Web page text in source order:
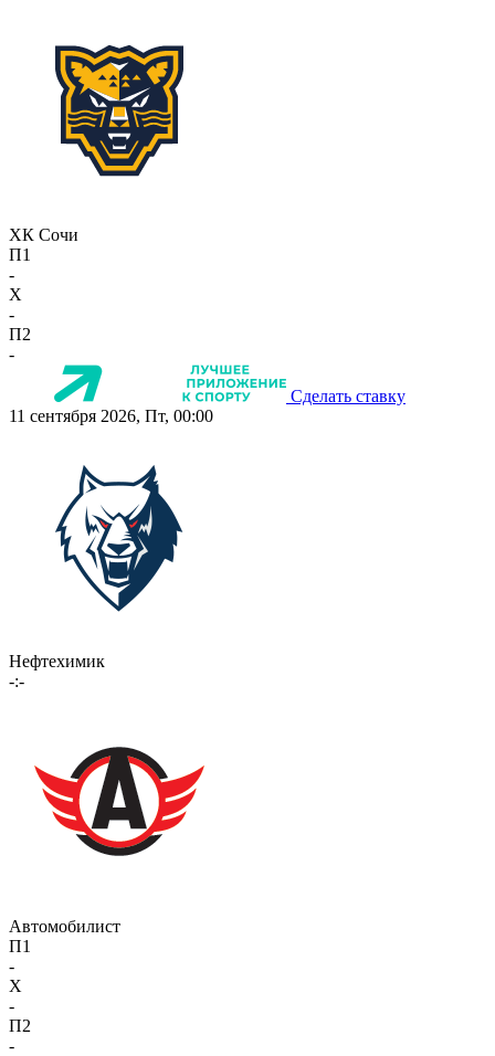
ХК Сочи
П1
-
X
-
П2
-
Сделать ставку
11 сентября 2026, Пт, 00:00
Нефтехимик
-:-
Автомобилист
П1
-
X
-
П2
-